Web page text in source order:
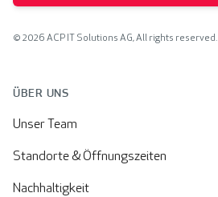
© 2026 ACP IT Solutions AG, All rights reserved.
ÜBER UNS
Unser Team
Standorte & Öffnungszeiten
Nachhaltigkeit